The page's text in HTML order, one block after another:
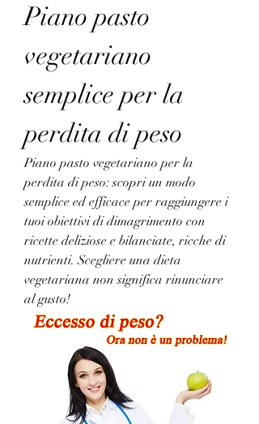
Piano pasto
vegetariano
semplice per la
perdita di peso
Piano pasto vegetariano per la
perdita di peso: scopri un modo
semplice ed efficace per raggiungere i
tuoi obiettivi di dimagrimento con
ricette deliziose e bilanciate, ricche di
nutrienti. Scegliere una dieta
vegetariana non significa rinunciare
al gusto!